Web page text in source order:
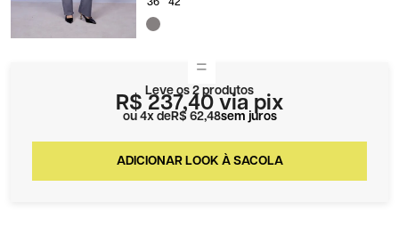
36 42
Leve os 2 produtos
R$ 237,40via pix
4x R$ 62,48sem juros